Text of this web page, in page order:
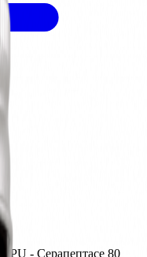
- Серапептасе 80